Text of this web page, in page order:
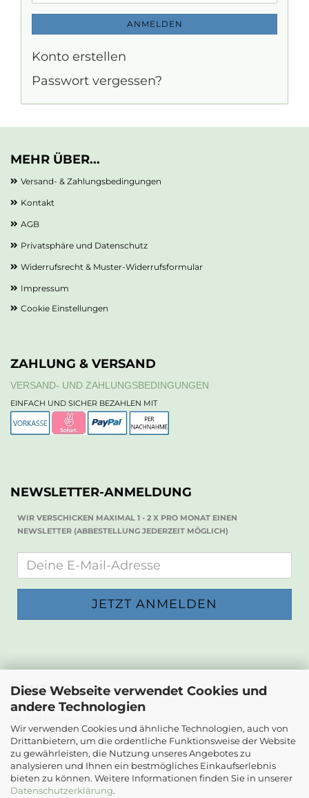
Diese Webseite verwendet Cookies und
andere Technologien
Wir verwenden Cookies und ähnliche Technologien, auch von
Drittanbietern, um die ordentliche Funktionsweise der Website
zu gewährleisten, die Nutzung unseres Angebotes zu
analysieren und Ihnen ein bestmögliches Einkaufserlebnis
bieten zu können. Weitere Informationen finden Sie in unserer
Datenschutzerklärung.
ANMELDEN
Konto erstellen
Passwort vergessen?
MEHR ÜBER...
Versand- & Zahlungsbedingungen
Kontakt
AGB
Privatsphäre und Datenschutz
Widerrufsrecht & Muster-Widerrufsformular
Impressum
Cookie Einstellungen
ZAHLUNG & VERSAND
VERSAND- UND ZAHLUNGSBEDINGUNGEN
EINFACH UND SICHER BEZAHLEN MIT
NEWSLETTER-ANMELDUNG
WIR VERSCHICKEN MAXIMAL 1 - 2 X PRO MONAT EINEN
NEWSLETTER (ABBESTELLUNG JEDERZEIT MÖGLICH)
KONTAKT
Die Papierwerkstatt
2232 Deutsch-Wagram
Email: info@diepapierwerkstatt.at
Tel. +43 664 5261978
Kontaktformular